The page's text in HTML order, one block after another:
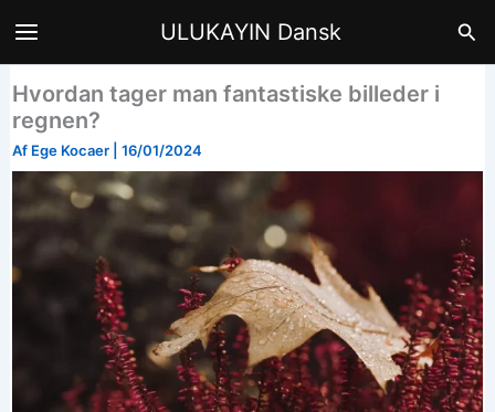
ULUKAYIN Dansk Søg
Hvordan tager man fantastiske billeder i
regnen?
Af Ege Kocaer |16/01/2024